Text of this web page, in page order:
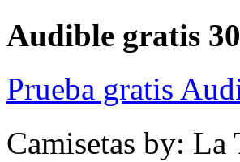
Audible gratis
Prueba gratis
Camisetas by: La